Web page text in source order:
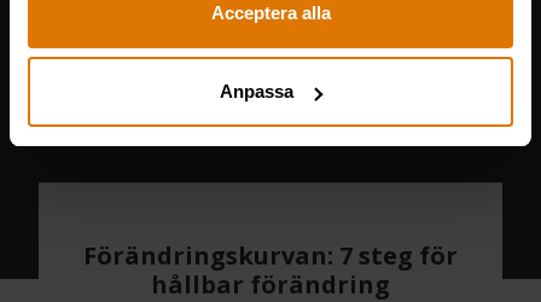
Acceptera alla
Anpassa
Förändringskurvan: 7 steg för
hållbar förändring